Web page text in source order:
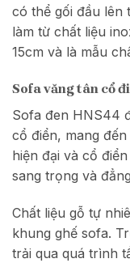
có thể gối đầu lên
làm từ chất liệu
15cm và là mẫu
Sofa văng tân cổ
Sofa đen HNS44
cổ điển, mang
hiện đại và cổ
sang trọng và
Chất liệu gỗ tự
khung ghế sofa.
trải qua quá trình